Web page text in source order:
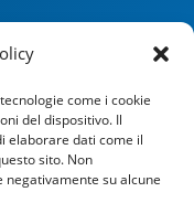
come i cookie
del dispositivo. Il
elaborare dati come il
sito. Non
su alcune